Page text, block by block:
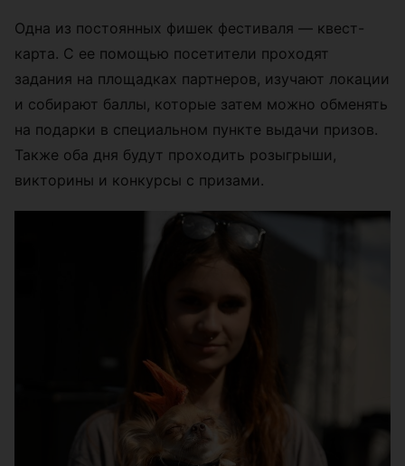
Одна из постоянных фишек фестиваля — квест-
карта. С ее помощью посетители проходят
задания на площадках партнеров, изучают локации
и собирают баллы, которые затем можно обменять
на подарки в специальном пункте выдачи призов.
Также оба дня будут проходить розыгрыши,
викторины и конкурсы с призами.